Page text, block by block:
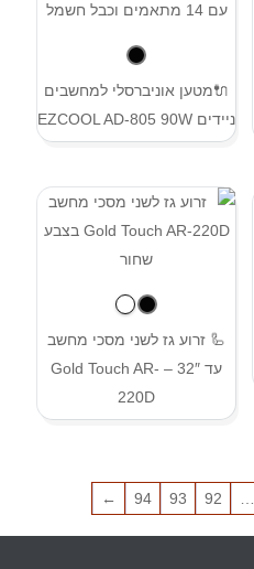
🔌מטען אוניברסלי למחשבים
ניידים EZCOOL AD-805 90W
🦾 זרוע גז לשני מסכי מחשב
עד 32″ – Gold Touch AR-
220D
92
93
94
←